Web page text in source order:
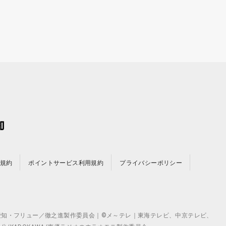
約 ポイントサービス利用規約 プライバシーポリシー
フリュー／徹之進製作委員会｜©メ～テレ｜東海テレビ、中京テレビ、